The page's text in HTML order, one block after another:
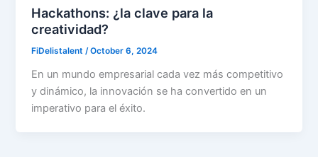
Hackathons: ¿la clave para la
creatividad?
FiDelistalent/October 6, 2024
En un mundo empresarial cada vez más competitivo
y dinámico, la innovación se ha convertido en un
imperativo para el éxito.